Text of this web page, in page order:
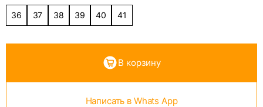
36 37 38 39 40 41
В корзину
Написать в Whats App